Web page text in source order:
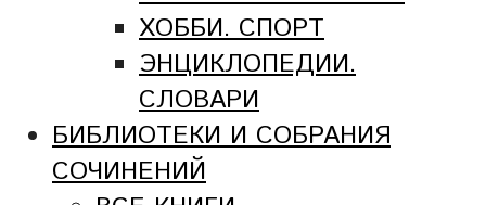
ХОББИ. СПОРТ
ЭНЦИКЛОПЕДИИ.
СЛОВАРИ
БИБЛИОТЕКИ И СОБРАНИЯ
СОЧИНЕНИЙ